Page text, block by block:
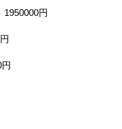
円